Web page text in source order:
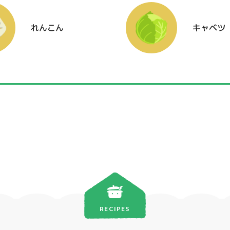
れんこん キャベツ
RECIPES